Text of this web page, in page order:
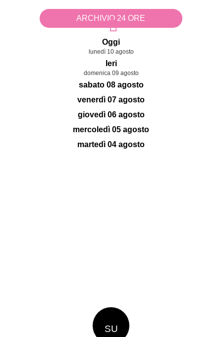
ARCHIVIO 24 ORE
Oggi
lunedì 10 agosto
Ieri
domenica 09 agosto
sabato 08 agosto
venerdì 07 agosto
giovedì 06 agosto
mercoledì 05 agosto
martedì 04 agosto
SU